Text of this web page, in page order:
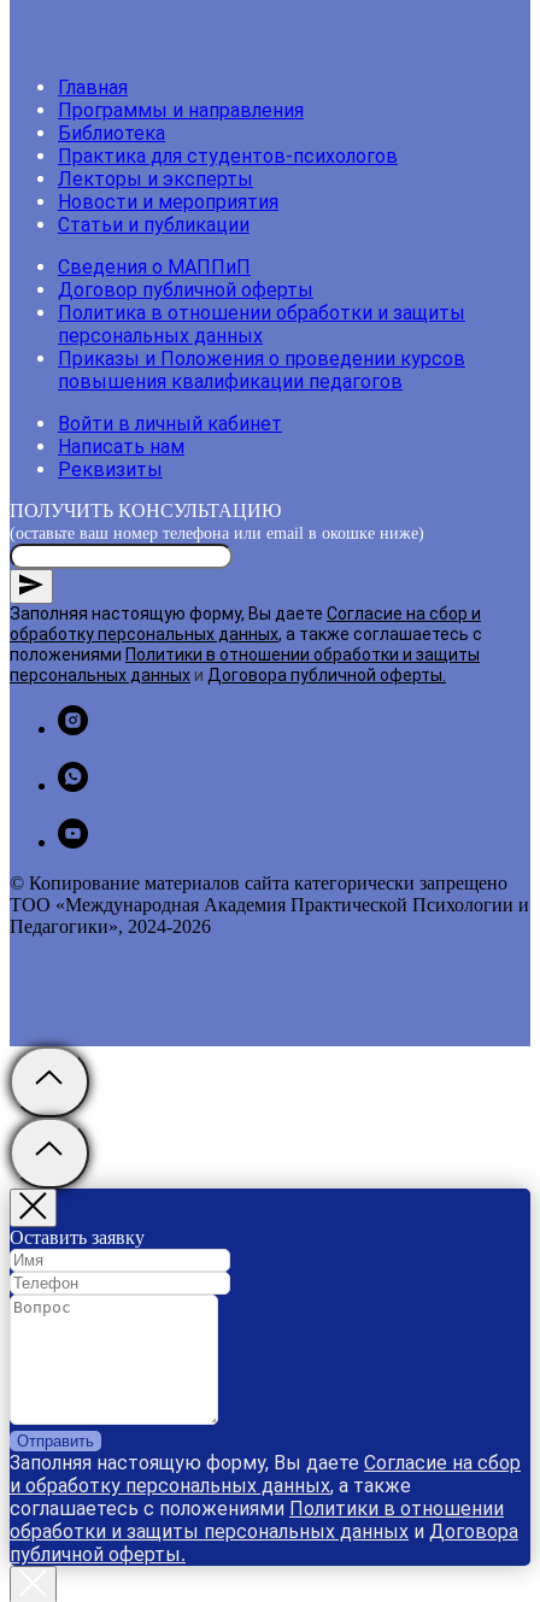
Главная
Программы и направления
Библиотека
Практика для студентов-психологов
Лекторы и эксперты
Новости и мероприятия
Статьи и публикации
Сведения о МАППиП
Договор публичной оферты
Политика в отношении обработки и защиты
персональных данных
Приказы и Положения о проведении курсов
повышения квалификации педагогов
Войти в личный кабинет
Написать нам
Реквизиты
ПОЛУЧИТЬ КОНСУЛЬТАЦИЮ
(оставьте ваш номер телефона или email в окошке ниже)
Заполняя настоящую форму, Вы даете Согласие на сбор и
обработку персональных данных, а также соглашаетесь с
положениями Политики в отношении обработки и защиты
персональных данныхи Договора публичной оферты
© Копирование материалов сайта категорически запрещено
ТОО «Международная Академия Практической Психологии и
Педагогики», 2024-2026
Оставить заявку
Отправить
Заполняя настоящую форму, Вы даете Согласие на сбор
и обработку персональных данных, а также
соглашаетесь с положениями Политики в отношении
обработки и защиты персональных данных и Договора
публичной оферты.